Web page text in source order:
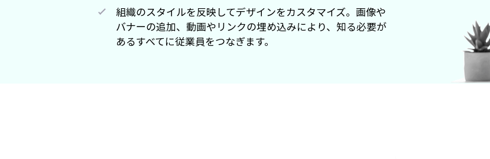
組織のスタイルを反映してデザインをカスタマイズ。画像や
バナーの追加、動画やリンクの埋め込みにより、知る必要が
あるすべてに従業員をつなぎます。